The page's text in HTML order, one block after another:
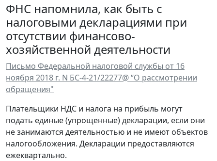
ФНС напомнила, как быть с
налоговыми декларациями при
отсутствии финансово-
хозяйственной деятельности
Письмо Федеральной налоговой службы от 16
ноября 2018 г. N БС-4-21/22277@ “О рассмотрении
обращения"
Плательщики НДС и налога на прибыль могут
подать единые (упрощенные) декларации, если они
не занимаются деятельностью и не имеют объектов
налогообложения. Декларации предоставляются
ежеквартально.